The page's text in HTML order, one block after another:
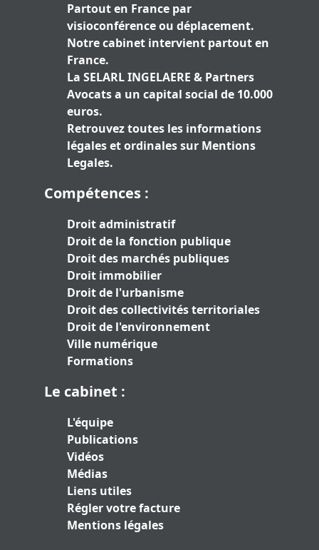
Partout en France par
visioconférence ou déplacement.
Notre cabinet intervient partout en
France.
La SELARL INGELAERE & Partners
Avocats a un capital social de 10.000
euros.
Retrouvez toutes les informations
légales et ordinales sur Mentions
Legales.
Compétences :
Droit administratif
Droit de la fonction publique
Droit des marchés publiques
Droit immobilier
Droit de l'urbanisme
Droit des collectivités territoriales
Droit de l'environnement
Ville numérique
Formations
Le cabinet :
L'équipe
Publications
Vidéos
Médias
Liens utiles
Régler votre facture
Mentions légales